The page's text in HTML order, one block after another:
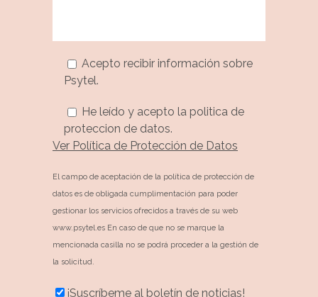
Acepto recibir información sobre
Psytel.
He leído y acepto la politica de
proteccion de datos.
Ver Política de Protección de Datos
El campo de aceptación de la política de protección de
datos es de obligada cumplimentación para poder
gestionar los servicios ofrecidos a través de su web
www.psytel.es En caso de que no se marque la
mencionada casilla no se podrá proceder a la gestión de
la solicitud.
¡Suscríbeme al boletín de noticias!